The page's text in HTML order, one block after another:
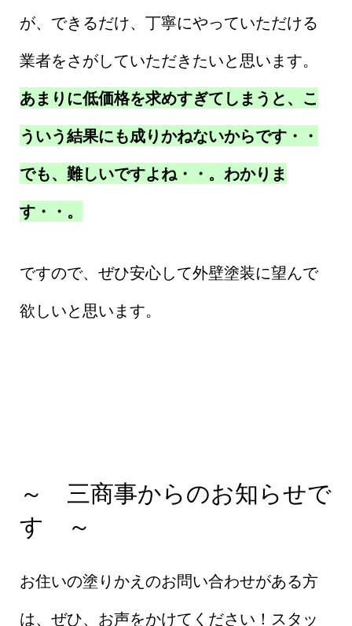
が、できるだけ、丁寧にやっていただける
業者をさがしていただきたいと思います。
あまりに低価格を求めすぎてしまうと、こ
ういう結果にも成りかねないからです・・
でも、難しいですよね・・。わかりま
す・・。
ですので、ぜひ安心して外壁塗装に望んで
欲しいと思います。
～ 三商事からのお知らせで
す ～
お住いの塗りかえのお問い合わせがある方
は、ぜひ、お声をかけてください！スタッ